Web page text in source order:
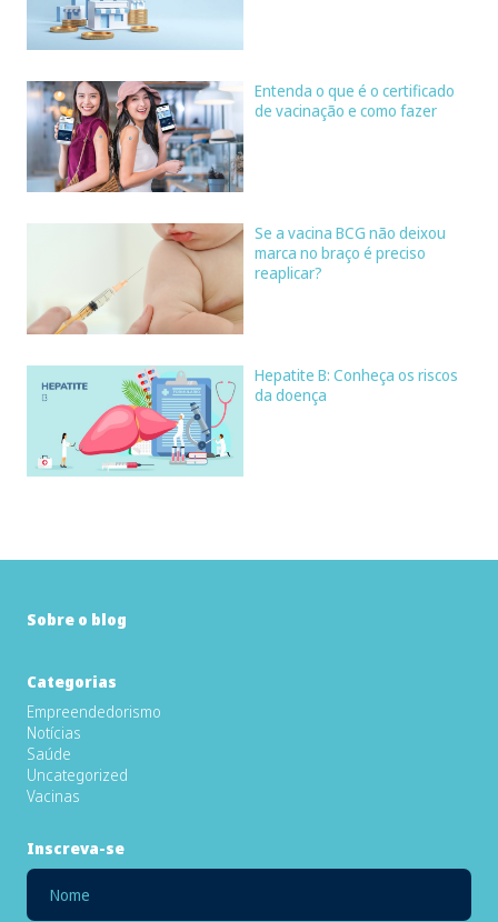
Entenda o que é o certificado
de vacinação e como fazer
Se a vacina BCG não deixou
marca no braço é preciso
reaplicar?
Hepatite B: Conheça os riscos
da doença
Sobre o blog
Categorias
Empreendedorismo
Notícias
Saúde
Uncategorized
Vacinas
Inscreva-se